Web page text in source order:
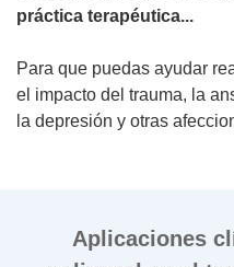
práctica terapéutica...
Para que puedas ayudar
el impacto del trauma, la
la depresión y otras
Aplicaciones